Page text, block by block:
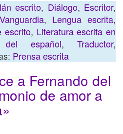
escrito, Diálogo, Escritor,
, Lengua escrita,
escrito, Literatura escrita en
del español, Traductor,
Prensa escrita
a Fernando del
de amor a